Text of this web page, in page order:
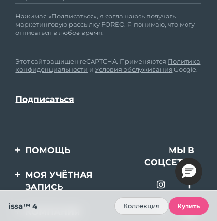
Нажимая «Подписаться», я соглашаюсь получать
маркетинговую рассылку FOREO. Я понимаю, что могу
отписаться в любое время.
Этот сайт защищен reCAPTCHA. Применяются Политика
конфиденциальности иУсловия обслуживания Google.
ПОМОЩЬ
Свяжитесь с нами
Заказ и доставка
Гарантия и возврат
МЫ В
СОЦСЕТЯХ
МОЯ УЧЁТНАЯ
ЗАПИСЬ
Регистрация продукта
КОМПАНИЯ
issa™ 4 Коллекция Купить